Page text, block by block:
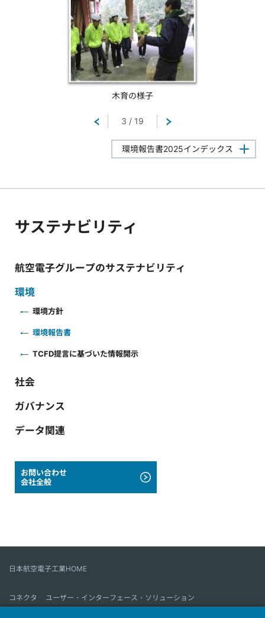
木育の様子
戻る3 / 19
環境報告書2025インデックス
サステナビリティ
航空電子グループのサステナビリティ
環境
環境方針
環境報告書
TCFD提言に基づいた情報開示
社会
ガバナンス
データ関連
お問い合わせ
会社全般
日本航空電子工業HOME
コネクタ
ユーザー・インターフェース・ソリューション